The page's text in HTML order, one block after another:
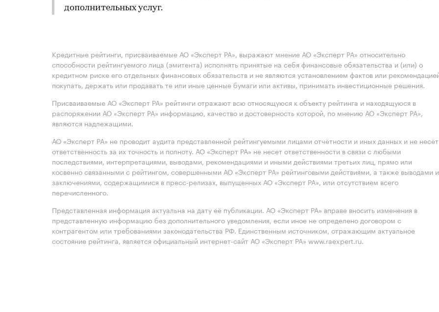
дополнительных услуг.
Кредитные рейтинги, присваиваемые АО «Эксперт РА», выражают мнение АО «Эксперт РА» относительно
способности рейтингуемого лица (эмитента) исполнять принятые на себя финансовые обязательства и (или) о
кредитном риске его отдельных финансовых обязательств и не являются установлением фактов или
покупать, держать или продавать те или иные ценные бумаги или активы, принимать инвестиционные решения.
Присваиваемые АО «Эксперт РА» рейтинги отражают всю относящуюся к объекту рейтинга и находящуюся в
распоряжении АО «Эксперт РА» информацию, качество и достоверность которой, по мнению АО «Эксперт РА»,
являются надлежащими.
АО «Эксперт РА» не проводит аудита представленной рейтингуемыми лицами отчётности и иных данных и не несёт
ответственность за их точность и полноту. АО «Эксперт РА» не несет ответственности в связи с любыми
последствиями, интерпретациями, выводами, рекомендациями и иными действиями третьих лиц, прямо или
косвенно связанными с рейтингом, совершенными АО «Эксперт РА» рейтинговыми действиями, а также выводами и
заключениями, содержащимися в пресс-релизах, выпущенных АО «Эксперт РА», или отсутствием всего
перечисленного.
Представленная информация актуальна на дату её публикации. АО «Эксперт РА» вправе вносить изменения в
представленную информацию без дополнительного уведомления, если иное не определено договором с
контрагентом или требованиями законодательства РФ. Единственным источником, отражающим актуальное
состояние рейтинга, является официальный интернет-сайт АО «Эксперт РА» www.raexpert.ru.